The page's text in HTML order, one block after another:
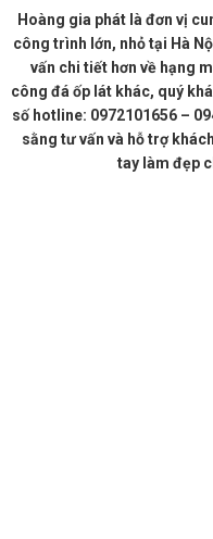
Hoàng gia phát là đơn vị
công trình lớn, nhỏ tại Hà
vấn chi tiết hơn về hạng
công đá ốp lát khác, quý
số hotline: 0972101656 –
sằng tư vấn và hỗ trợ
tay làm đẹp